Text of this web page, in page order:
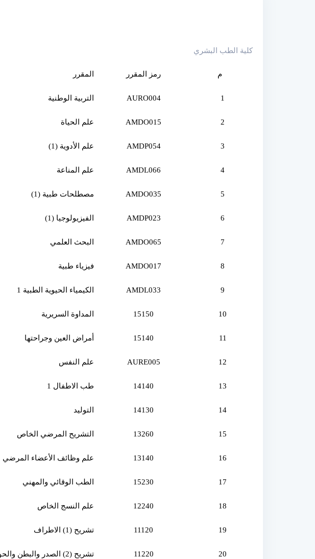
كلية الطب البشري
م رمز المقرر المقرر
1
AURO004 التربية الوطنية
2
AMDO015 علم الحياة
3
AMDP054 علم الأدوية (1)
4
AMDL066 علم المناعة
5
AMDO035 مصطلحات طبية (1)
6
AMDP023 الفيزيولوجيا (1)
7
AMDO065 البحث العلمي
8
AMDO017 فيزياء طبية
9
AMDL033 الكيمياء الحيوية الطبية 1
10
15150 المداوة السريرية
11
15140 أمراض العين وجراحتها
12
AURE005 علم النفس
13
14140 طب الاطفال 1
14
14130 التوليد
15
13260 التشريح المرضي الخاص
16
13140 علم وظائف الأعضاء المرضي
17
15230 الطب الوقائي والمهني
18
12240 علم النسج الخاص
19
11120 تشريح (1) الاطراف
20
11220 تشريح (2) الصدر والبطن والحوض